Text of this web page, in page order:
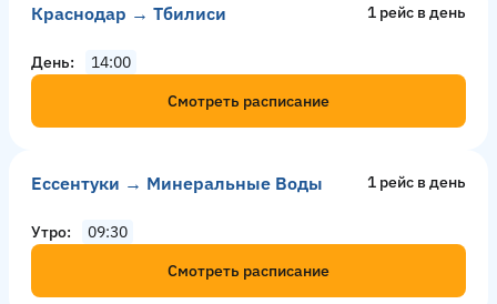
Краснодар → Тбилиси 1 рейс в день
День
14:00
Смотреть расписание
Ессентуки → Минеральные Воды 1 рейс в день
Утро
09:30
Смотреть расписание